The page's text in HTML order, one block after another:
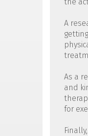
the
A
As a
and
for